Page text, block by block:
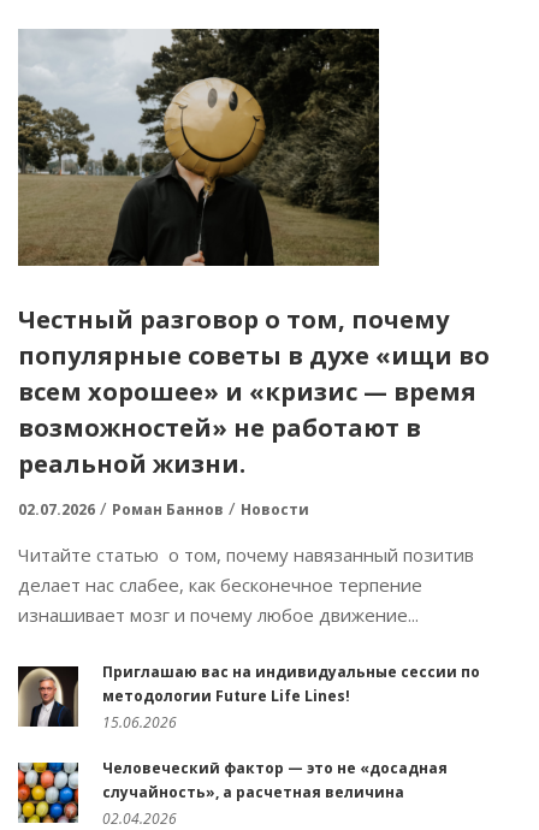
Честный разговор о том, почему
популярные советы в духе «ищи во
всем хорошее» и «кризис — время
возможностей» не работают в
реальной жизни.
02.07.2026 Роман Баннов Новости
Читайте статью о том, почему навязанный позитив
делает нас слабее, как бесконечное терпение
изнашивает мозг и почему любое движение...
Приглашаю вас на индивидуальные сессии по
методологии Future Life Lines!
15.06.2026
Человеческий фактор — это не «досадная
случайность», а расчетная величина
02.04.2026